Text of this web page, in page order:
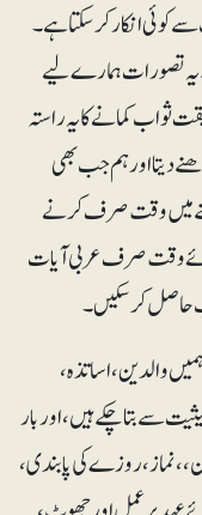
کوئی انکار کرسکتا ہے۔
یہ تصورات ہمارے لیے
کمانے کا یہ راستہ
دیتا اور ہم جب بھی
میں وقت صرف کرنے
وقت صرف عربی آیات
حاصل کرسکیں۔
والدین، اساتذہ،
سے بتا چکے ہیں، اور بار
، نماز، روزے کی پابندی،